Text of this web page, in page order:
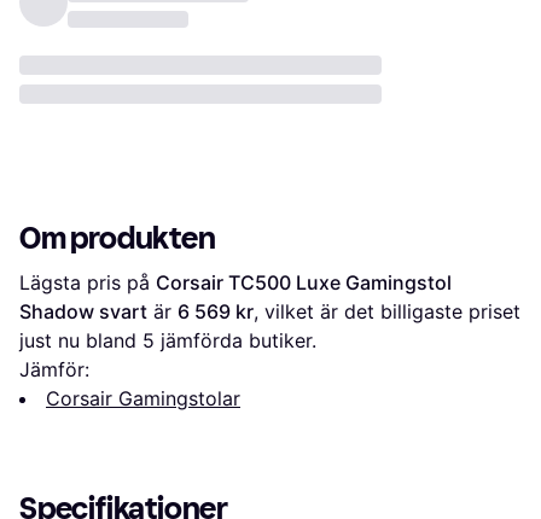
Om produkten
Lägsta pris på Corsair TC500 Luxe Gamingstol
Shadow svart är 6 569 kr, vilket är det billigaste priset
just nu bland 5 jämförda butiker.
Jämför:
Corsair Gamingstolar
Specifikationer